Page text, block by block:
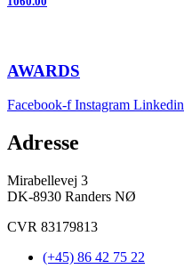
AWARDS
Facebook-f Instagram Linkedin
Adresse
Mirabellevej 3
DK-8930 Randers NØ
CVR 83179813
(+45) 86 42 75 22